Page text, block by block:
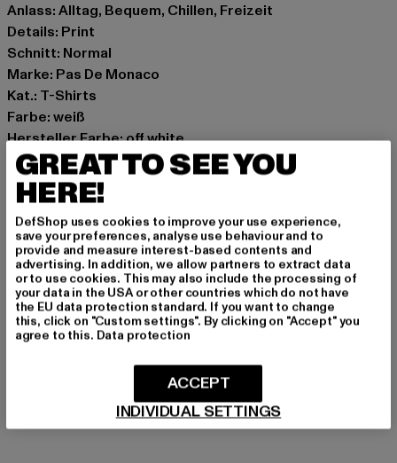
Anlass: Alltag, Bequem, Chillen, Freizeit
Details: Print
Schnitt: Normal
Marke: Pas De Monaco
Kat.: T-Shirts
Farbe: weiß
Hersteller Farbe: off white
Materialzusammensetzung: 100% Baumwolle
Art.Nr: 0009000-04359
Hersteller: Zabou House |Krishna@zabou.co.uk
Shelley Road, Ashton-on-Ribble | PR2 2ZH Lancashire |
GB
GRÖSSE & PASSFORM
PFLEGEHINWEISE
LIEFERUNG & RÜCKGABE
GREAT TO SEE YOU
HERE!
DefShop uses cookies to improve your use experience,
save your preferences, analyse use behaviour and to
provide and measure interest-based contents and
advertising. In addition, we allow partners to extract data
or to use cookies. This may also include the processing of
your data in the USA or other countries which do not have
the EU data protection standard. If you want to change
this, click on "Custom settings". By clicking on "Accept" you
agree to this. Data protection
INDIVIDUAL SETTINGS
ACCEPT